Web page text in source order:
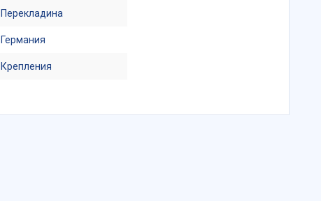
Перекладина
Германия
Крепления